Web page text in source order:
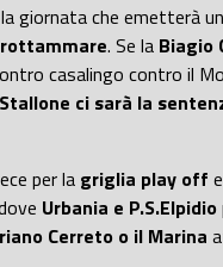
giornata che emetterà
. Se la Biagio
casalingo contro il
ci sarà la
per la griglia play off
Urbania e P.S.Elpidio
Cerreto o il Marina